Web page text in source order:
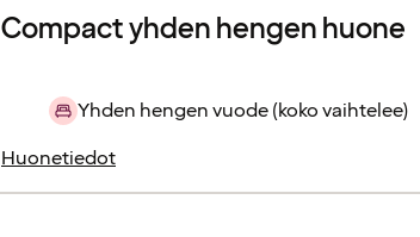
Compact yhden hengen huone
Yhden hengen vuode (koko vaihtelee)
Huonetiedot